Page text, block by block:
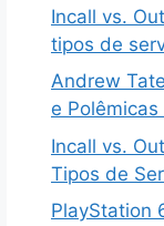
Incall vs.
tipos de
Andrew
e
Incall vs.
Tipos de
PlayStation